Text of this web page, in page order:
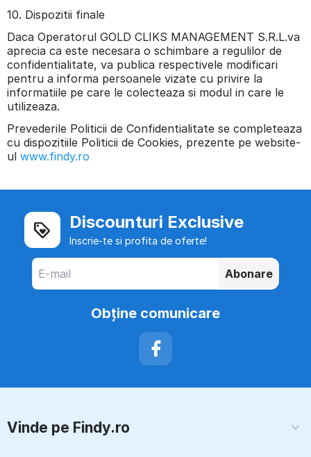
10. Dispozitii finale
Daca Operatorul GOLD CLIKS MANAGEMENT S.R.L.va
aprecia ca este necesara o schimbare a regulilor de
confidentialitate, va publica respectivele modificari
pentru a informa persoanele vizate cu privire la
informatiile pe care le colecteaza si modul in care le
utilizeaza.
Prevederile Politicii de Confidentialitate se completeaza
cu dispozitiile Politicii de Cookies, prezente pe website-
ul www.findy.ro
Discounturi Exclusive
Inscrie-te si profita de oferte!
Abonare
Obţine comunicare
Vinde pe Findy.ro